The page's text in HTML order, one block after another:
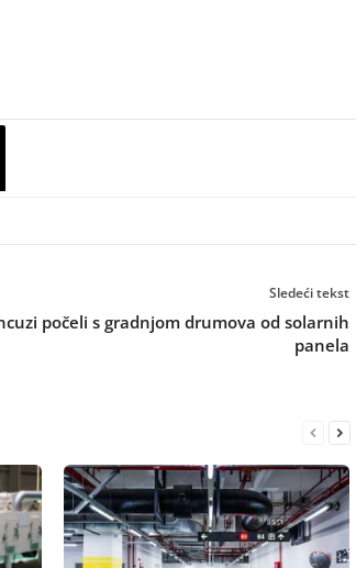
Sledeći tekst
počeli s gradnjom drumova od solarnih
panela